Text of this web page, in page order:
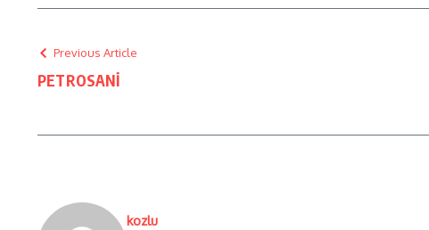
Previous Article
PETROSANİ
kozlu